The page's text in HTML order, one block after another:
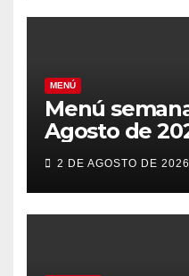
MENÚ
Menú
Agosto de
2 DE AGOSTO DE 2026